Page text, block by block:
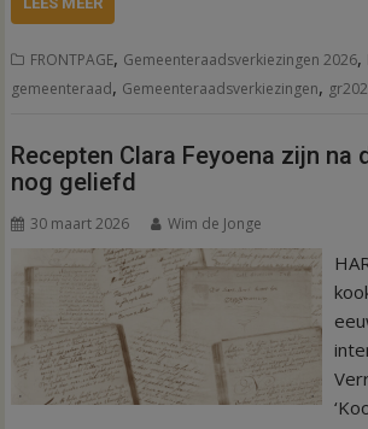
FRONTPAGE, Gemeenteraadsverkiezingen 2026,
gemeenteraad, Gemeenteraadsverkiezingen,
Recepten Clara Feyoena zijn na
nog geliefd
30 maart 2026 Wim de Jonge